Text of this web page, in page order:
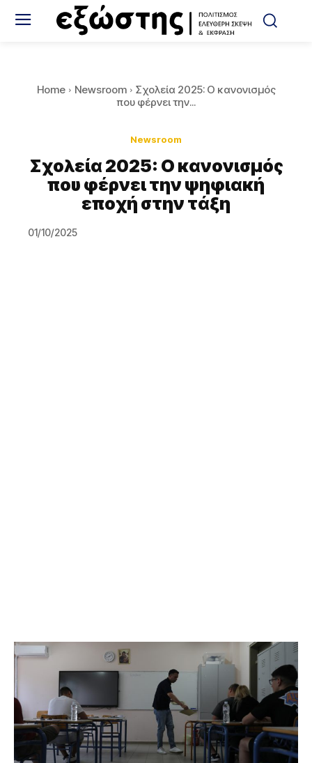
Home Newsroom
Σχολεία 2025: Ο κανονισμός
που φέρνει την...
Newsroom
Σχολεία 2025: Ο κανονισμός
που φέρνει την ψηφιακή
εποχή στην τάξη
01/10/2025